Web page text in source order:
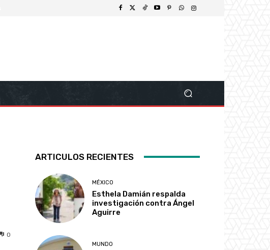
0
ARTICULOS RECIENTES
MÉXICO
Esthela Damián respalda
investigación contra Ángel
Aguirre
MUNDO